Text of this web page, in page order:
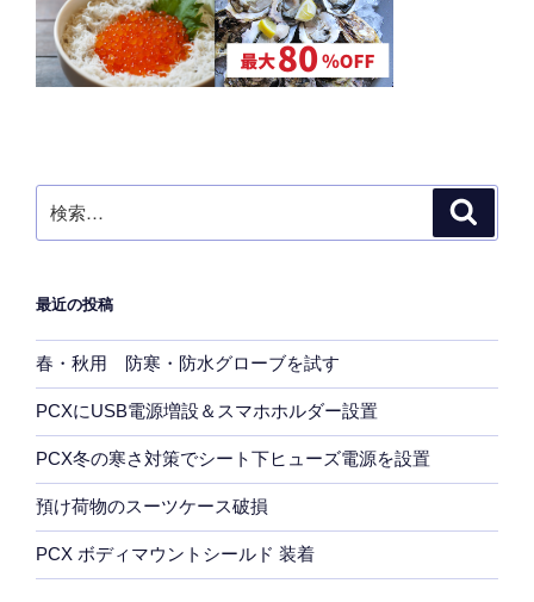
索:
最近の投稿
春・秋用 防寒・防水グローブを試す
PCXにUSB電源増設＆スマホホルダー設置
PCX冬の寒さ対策でシート下ヒューズ電源を設置
預け荷物のスーツケース破損
PCX ボディマウントシールド 装着